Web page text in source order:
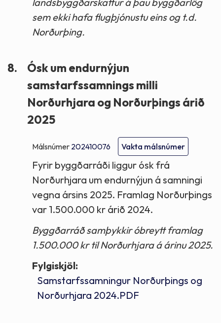
sem ekki hafa flugþjónustu eins og t.d.
Norðurþing.
8.
Ósk um endurnýjun
samstarfssamnings milli
Norðurhjara og Norðurþings árið
2025
Málsnúmer 202410076 Vakta málsnúmer
Fyrir byggðarráði liggur ósk frá
Norðurhjara um endurnýjun á samningi
vegna ársins 2025. Framlag Norðurþings
var 1.500.000 kr árið 2024.
Byggðarráð samþykkir óbreytt framlag
1.500.000 kr til Norðurhjara á árinu 2025.
Fylgiskjöl:
Samstarfssamningur Norðurþings og
Norðurhjara 2024.PDF